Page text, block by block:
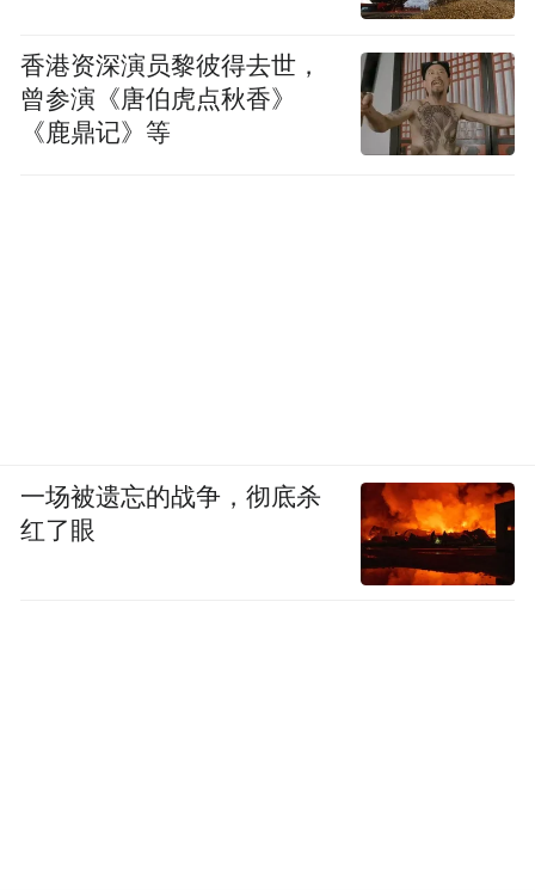
布，本平台仅提供信息存储空间服务。
Notice: The content above (including the videos,
pictures and audios if any) is uploaded and posted
by the user of Dafeng Hao, which is a social media
platform and merely provides information storage
香港资深演员黎彼得去世，
曾参演《唐伯虎点秋香》
《鹿鼎记》等
一场被遗忘的战争，彻底杀
红了眼